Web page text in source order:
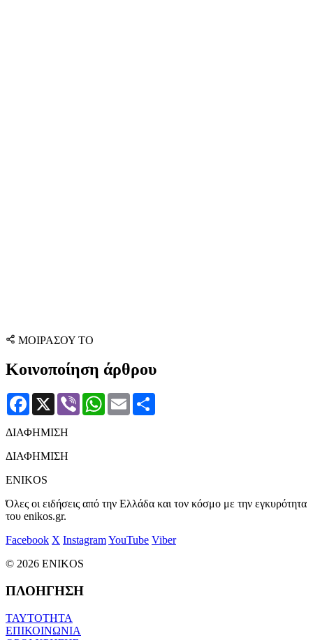
ΜΟΙΡΑΣΟΥ ΤΟ
Κοινοποίηση άρθρου
Facebook
X Viber WhatsApp
Email
ΔΙΑΦΗΜΙΣΗ
ΔΙΑΦΗΜΙΣΗ
ENIKOS
Όλες οι ειδήσεις από την Ελλάδα και τον κόσμο με την εγκυρότητα
του enikos.gr.
Facebook X InstagramYouTube Viber
© 2026 ENIKOS
ΠΛΟΗΓΗΣΗ
ΤΑΥΤΟΤΗΤΑ
ΕΠΙΚΟΙΝΩΝΙΑ